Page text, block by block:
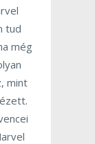
tud
még
mint